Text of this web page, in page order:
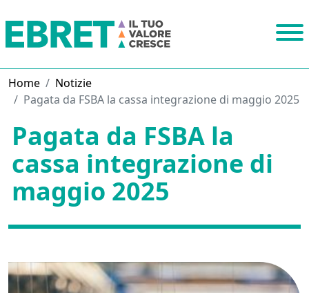
Home
Notizie
Pagata da FSBA la cassa integrazione di maggio 2025
Pagata da FSBA la
cassa integrazione di
maggio 2025